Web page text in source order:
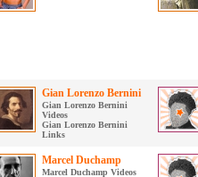
Gian Lorenzo Bernini
Gian Lorenzo Bernini
Videos
Gian Lorenzo Bernini
Links
Marcel Duchamp
Marcel Duchamp Videos